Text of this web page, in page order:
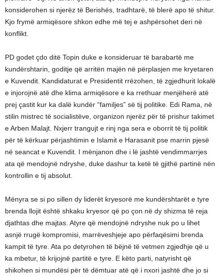
konsiderohen si njerëz të Berishës, tradhtarë, të blerë apo të shitur.
Kjo frymë armiqësore shkon edhe më tej e ashpërsohet deri në
konflikt.
PD godet çdo ditë Topin duke e konsideruar të barabartë me
kundërshtarin, goditje që arritën majën në përplasjen me kryetaren
e Kuvendit. Kandidaturat e Presidentit rrëzohen, të zgjedhurit lokalë
e injorojnë atë dhe klima armiqësore e ka rrethuar menjëherë atë
prej çastit kur ka dalë kundër “familjes” së tij politike. Edi Rama, në
stilin mistrec të socialistëve, organizon njerëz për të prishur takimet
e Arben Malajt. Nxjerr trangujt e rinj nga sera e oborrit të tij politik
për të kërkuar përjashtimin e Islamit e Harasanit pse marrin pjesë
në seancat e Kuvendit. I mënjanon dhe i lë jashtë vendimmarrjes
ata që mendojnë ndryshe, duke dashur ta ketë të gjithë partinë nën
kontrollin e tij absolut.
Mënyra se si po sillen dy liderët kryesorë me kundërshtarët e tyre
brenda llojit është shkaku kryesor që po çon në dy shizma të reja
djathtas dhe majtas. Atyre që mendojnë ndryshe nuk po u lihet
asnjë rrugë kompromisi, marrëveshjeje apo përfaqësimi brenda
kampit të tyre. Ata po detyrohen të bëjnë të vetmen zgjedhje që u
ka mbetur, të krijojnë partitë e tyre. E këto parti, natyrisht që
shikohen si mundësi për të dëmtuar atë që i nxori jashtë dhe jo si